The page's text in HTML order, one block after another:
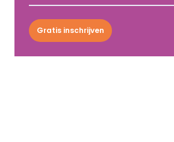
Gratis inschrijven